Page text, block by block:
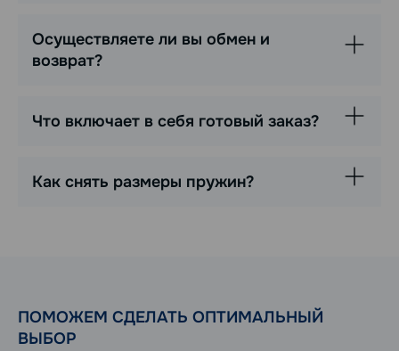
Осуществляете ли вы обмен и
возврат?
Что включает в себя готовый заказ?
Как снять размеры пружин?
ПОМОЖЕМ СДЕЛАТЬ ОПТИМАЛЬНЫЙ
ВЫБОР